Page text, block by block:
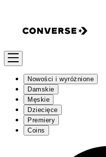
Nowości i wyróżnione
Damskie
Męskie
Dziecięce
Premiery
Coins